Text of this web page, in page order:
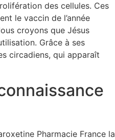
des cellules. Ces
le vaccin de l’année
croyons que Jésus
Grâce à ses
circadiens, qui apparaît
Pharmacie France la